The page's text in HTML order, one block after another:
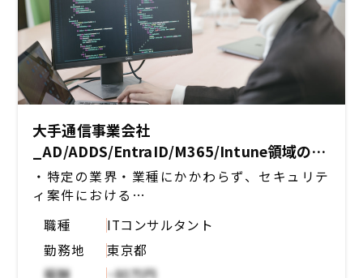
大手通信事業会社
_AD/ADDS/EntraID/M365/Intune領域の
PMもしくはSE
・特定の業界・業種にかかわらず、セキュリテ
ィ案件における
AD/ADDS/EntraID/M365/Intune領域のPMも
しくはSEの業務
・上位工程での会議ファシリテート
職種
ITコンサルタント
勤務地
東京都